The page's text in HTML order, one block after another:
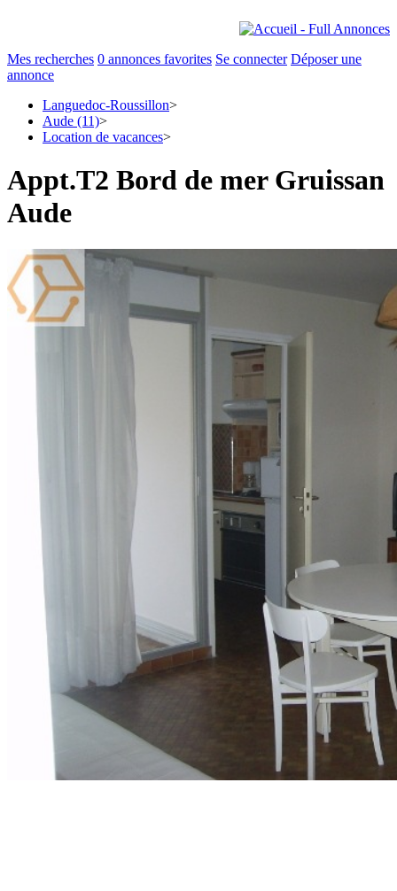
Mes recherches 0 annonces favorites Se connecter Déposer une
annonce
Languedoc-Roussillon>
Aude (11)>
Location de vacances>
Appt.T2 Bord de mer Gruissan
Aude